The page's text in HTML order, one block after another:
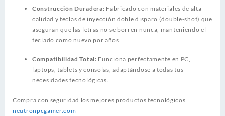
Construcción Duradera: Fabricado con materiales de alta
calidad y teclas de inyección doble disparo (double-shot) que
aseguran que las letras no se borren nunca, manteniendo el
teclado como nuevo por años.
Compatibilidad Total: Funciona perfectamente en PC,
laptops, tablets y consolas, adaptándose a todas tus
necesidades tecnológicas.
Compra con seguridad los mejores productos tecnológicos
neutronpcgamer.com